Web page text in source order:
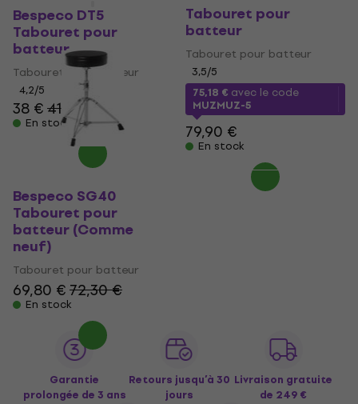
Bespeco DT5
Tabouret pour
batteur
Tabouret pour batteur
4,2/5
38 €41,50 €
En stock
Tabouret pour
batteur
Tabouret pour batteur
3,5/5
75,18 € avec le code
MUZMUZ-5
79,90 €
En stock
Bespeco SG40
Tabouret pour
batteur (Comme
neuf)
Tabouret pour batteur
69,80 €72,30 €
En stock
Garantie
prolongée de 3 ans
Retours jusqu’à 30
jours
Livraison gratuite
de 249 €